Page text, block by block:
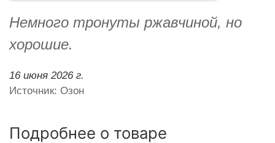
Немного тронуты ржавчиной, но
хорошие.
16 июня 2026 г.
Источник: Озон
Подробнее о товаре